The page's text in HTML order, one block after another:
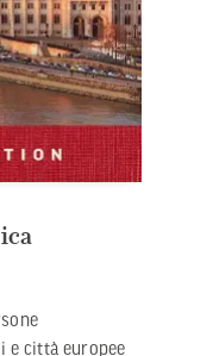
e città europee